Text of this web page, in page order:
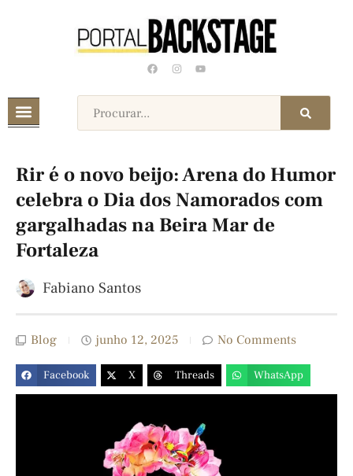
Rir é o novo beijo: Arena do Humor
celebra o Dia dos Namorados com
gargalhadas na Beira Mar de
Fortaleza
Fabiano Santos
Blog junho 12, 2025 No Comments
Facebook X Threads WhatsApp